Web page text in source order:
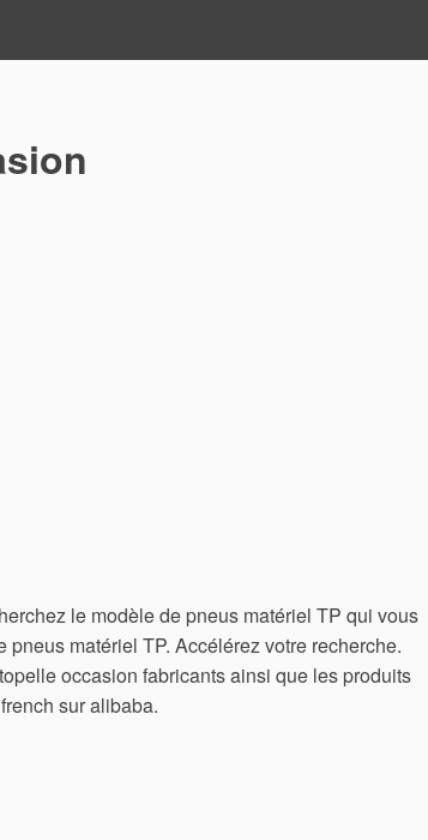
le modèle de pneus matériel TP qui vous
matériel TP. Accélérez votre recherche.
occasion fabricants ainsi que les produits
sur alibaba.